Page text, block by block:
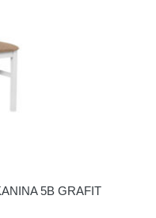
5B GRAFIT